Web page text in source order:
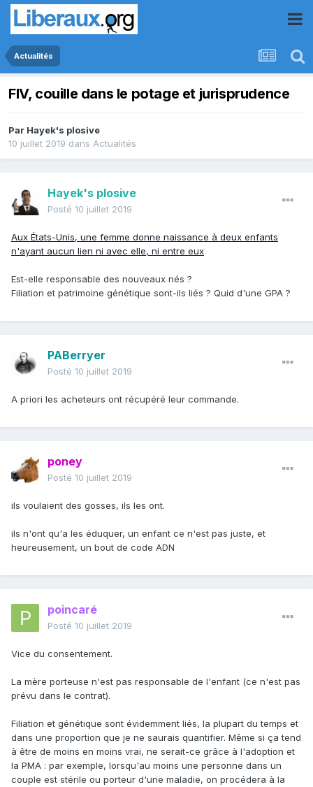
Actualités
FIV, couille dans le potage et jurisprudence
Par Hayek's plosive
10 juillet 2019 dans Actualités
Hayek's plosive
Posté 10 juillet 2019
Aux États-Unis, une femme donne naissance à deux enfants
n'ayant aucun lien ni avec elle, ni entre eux
Est-elle responsable des nouveaux nés ?
Filiation et patrimoine génétique sont-ils liés ? Quid d'une GPA ?
PABerryer
Posté 10 juillet 2019
A priori les acheteurs ont récupéré leur commande.
poney
Posté 10 juillet 2019
ils voulaient des gosses, ils les ont.
ils n'ont qu'a les éduquer, un enfant ce n'est pas juste, et
heureusement, un bout de code ADN
poincaré
Posté 10 juillet 2019
Vice du consentement.
La mère porteuse n'est pas responsable de l'enfant (ce n'est pas
prévu dans le contrat).
Filiation et génétique sont évidemment liés, la plupart du temps et
dans une proportion que je ne saurais quantifier. Même si ça tend
à être de moins en moins vrai, ne serait-ce grâce à l'adoption et
la PMA : par exemple, lorsqu'au moins une personne dans un
couple est stérile ou porteur d'une maladie, on procédera à la